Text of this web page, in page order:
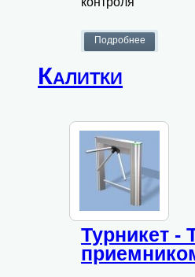
Калитки
Турникет